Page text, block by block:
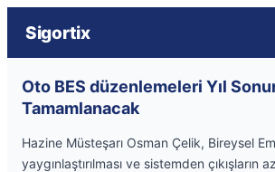
Sigortix
Oto BES düzenlemeleri Yıl
Tamamlanacak
Hazine Müsteşarı Osman Çelik, Bireysel
yaygınlaştırılması ve sistemden çıkışların